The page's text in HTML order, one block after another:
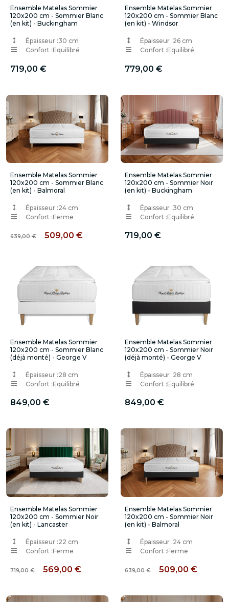
Ensemble Matelas Sommier
120x200 cm - Sommier Blanc
(en kit) - Buckingham
Épaisseur :30 cm
Confort :Equilibré
719,00 €
Ensemble Matelas Sommier
120x200 cm - Sommier Blanc
(en kit) - Windsor
Épaisseur :26 cm
Confort :Equilibré
779,00 €
Ensemble Matelas Sommier
120x200 cm - Sommier Blanc
(en kit) - Balmoral
Épaisseur :24 cm
Confort :Ferme
639,00 € 509,00 €
Ensemble Matelas Sommier
120x200 cm - Sommier Noir
(en kit) - Buckingham
Épaisseur :30 cm
Confort :Equilibré
719,00 €
Ensemble Matelas Sommier
120x200 cm - Sommier Blanc
(déjà monté) - George V
Épaisseur :28 cm
Confort :Equilibré
849,00 €
Ensemble Matelas Sommier
120x200 cm - Sommier Noir
(déjà monté) - George V
Épaisseur :28 cm
Confort :Equilibré
849,00 €
Ensemble Matelas Sommier
120x200 cm - Sommier Noir
(en kit) - Lancaster
Épaisseur :22 cm
Confort :Ferme
719,00 € 569,00 €
Ensemble Matelas Sommier
120x200 cm - Sommier Noir
(en kit) - Balmoral
Épaisseur :24 cm
Confort :Ferme
639,00 € 509,00 €